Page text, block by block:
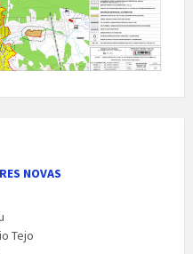
NOVAS
Tejo